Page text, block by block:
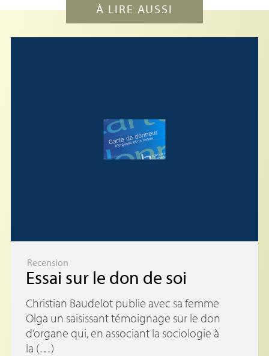
À LIRE AUSSI
Recension
Essai sur le don de soi
Christian Baudelot publie avec sa femme
Olga un saisissant témoignage sur le don
d’organe qui, en associant la sociologie à
la (…)